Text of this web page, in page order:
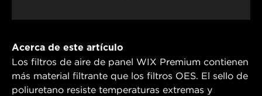
Acerca de este artículo
Los filtros de aire de panel WIX Premium contienen
más material filtrante que los filtros OES. El sello de
poliuretano resiste temperaturas extremas y